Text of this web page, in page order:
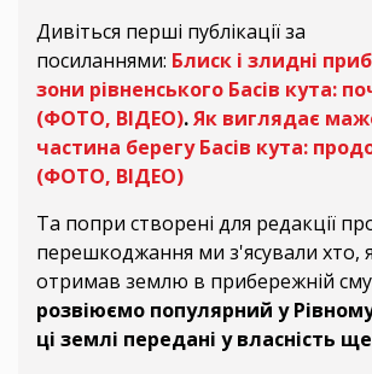
Дивіться перші публікації за
посиланнями: Блиск і злидні
зони рівненського Басів кута:
(ФОТО, ВІДЕО).Як виглядає
частина берегу Басів кута:
(ФОТО, ВІДЕО)
Та попри створені для редакції
перешкоджання ми з'ясували хто,
отримав землю в прибережній
розвіюємо популярний у
ці землі передані у власність